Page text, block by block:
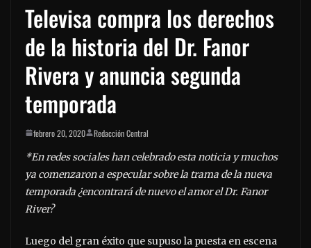
Televisa compra los derechos
de la historia del Dr. Fanor
Rivera y anuncia segunda
temporada
febrero 20, 2020 Redacción Central
*En redes sociales han celebrado esta noticia y muchos
ya comenzaron a especular sobre la trama de la nueva
temporada ¿encontrará de nuevo el amor el Dr. Fanor
River?
Luego del gran éxito que supuso la puesta en escena